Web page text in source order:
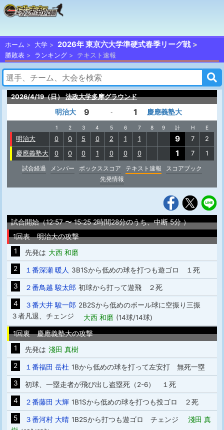
ホーム 大学 2026年 東京六大学準硬式春季リーグ戦
勝敗表 ランキング テキスト速報
2026/4/19（日） 法政大学多摩グラウンド
明治大 9 - 1 慶應義塾大
1 2 3 4 5 6 7 8 9 計 H E
明治大 0 0 5 0 2 1 1 9 7
2
慶應義塾大
0 0 0 1 0 0 0 1 7
1
試合経過
メンバー ボックススコア テキスト速報
スコアブック
先発情報
試合開始（12:57 〜 15:25 2時間28分のうち、中断 5分 ）
1回表 明治大の攻撃
1
先発は 大西 和磨
2
１番深瀬 暖人 3B1Sから低めの球を打つも遊ゴロ １死
3
２番鳥越 駿太郎 初球から打って遊飛 ２死
4
３番大井 駿一郎 2B2Sから低めのボール球に空振り三振
３者凡退、チェンジ 大西 和磨 (14球/14球)
1回裏 慶應義塾大の攻撃
1
先発は 淺田 真樹
2
１番福田 岳杜 1Bから低めの球を打って左安打 無死一塁
3
初球、一塁走者が飛び出し盗塁死（2-6） １死
4
２番藤田 大輝 1B1Sから低めの球を打つも投ゴロ ２死
5
３番河村 大晴 1B2Sから打つも遊ゴロ チェンジ 淺田 真